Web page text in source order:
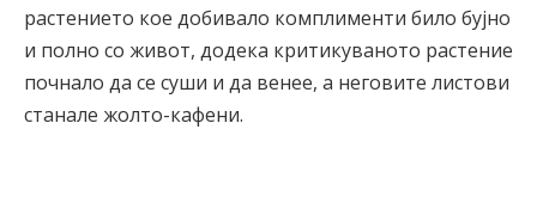
растението кое добивало комплименти било бујно
и полно со живот, додека критикуваното растение
почнало да се суши и да венее, а неговите листови
станале жолто-кафени.